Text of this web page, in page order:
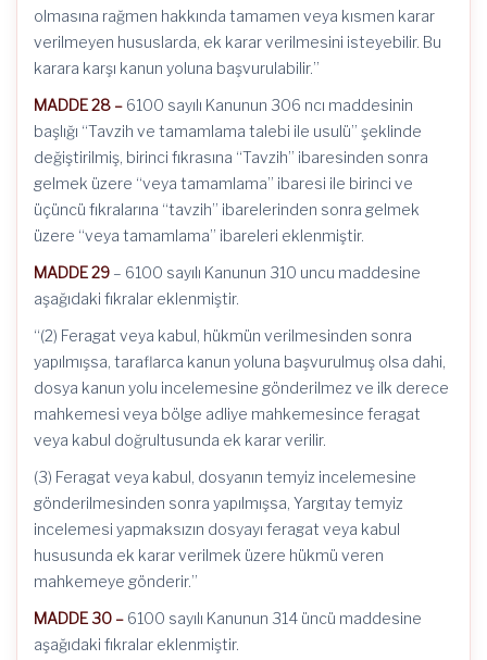
olmasına rağmen hakkında tamamen veya kısmen karar
verilmeyen hususlarda, ek karar verilmesini isteyebilir. Bu
karara karşı kanun yoluna başvurulabilir.”
MADDE 28 – 6100 sayılı Kanunun 306 ncı maddesinin
başlığı “Tavzih ve tamamlama talebi ile usulü” şeklinde
değiştirilmiş, birinci fıkrasına “Tavzih” ibaresinden sonra
gelmek üzere “veya tamamlama” ibaresi ile birinci ve
üçüncü fıkralarına “tavzih” ibarelerinden sonra gelmek
üzere “veya tamamlama” ibareleri eklenmiştir.
MADDE 29 – 6100 sayılı Kanunun 310 uncu maddesine
aşağıdaki fıkralar eklenmiştir.
“(2) Feragat veya kabul, hükmün verilmesinden sonra
yapılmışsa, taraflarca kanun yoluna başvurulmuş olsa dahi,
dosya kanun yolu incelemesine gönderilmez ve ilk derece
mahkemesi veya bölge adliye mahkemesince feragat
veya kabul doğrultusunda ek karar verilir.
(3) Feragat veya kabul, dosyanın temyiz incelemesine
gönderilmesinden sonra yapılmışsa, Yargıtay temyiz
incelemesi yapmaksızın dosyayı feragat veya kabul
hususunda ek karar verilmek üzere hükmü veren
mahkemeye gönderir.”
MADDE 30 – 6100 sayılı Kanunun 314 üncü maddesine
aşağıdaki fıkralar eklenmiştir.